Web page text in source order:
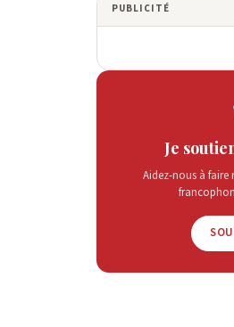
PUBLICITÉ
Je
Aidez-nous à